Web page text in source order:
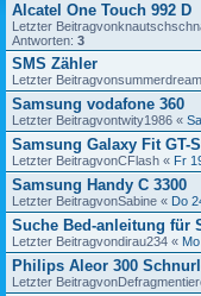
Alcatel One Touch 992 D
Letzter Beitragvon
Antworten: 3
SMS Zähler
Letzter Beitragvonsummerdream
Samsung vodafone 360
Letzter Beitragvontwity1986 «
Samsung Galaxy Fit GT-
Letzter BeitragvonCFlash « Fr
Samsung Handy C 3300
Letzter BeitragvonSabine « Do
Suche Bed-anleitung für
Letzter Beitragvondirau234 «
Philips Aleor 300
Letzter Beitragvon